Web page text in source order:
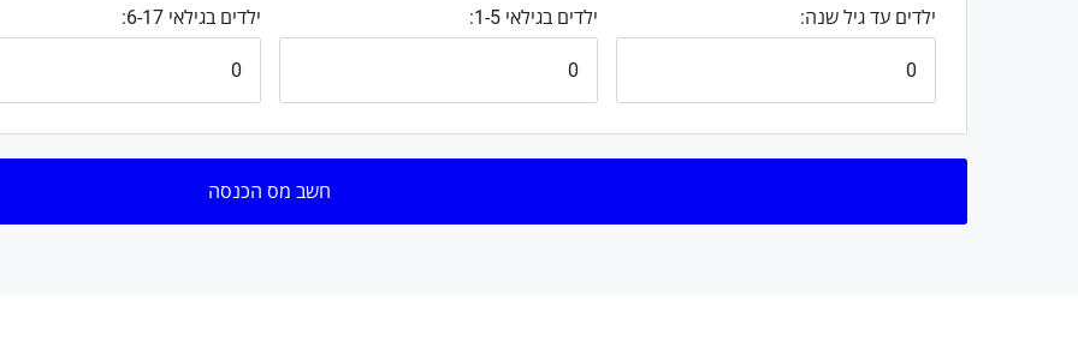
ילדים עד גיל שנה:
ילדים בגילאי 1-5: ילדים בגילאי 6-17:
חשב מס הכנסה